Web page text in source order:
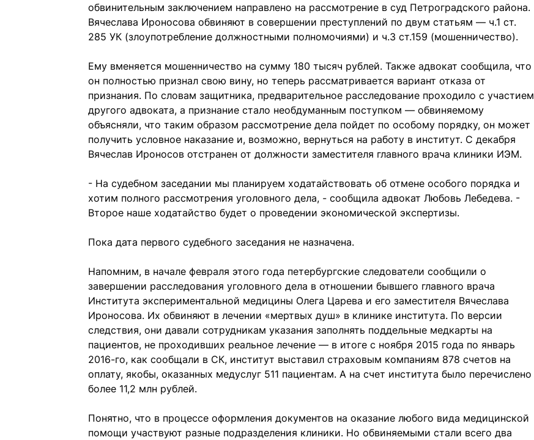
обвинительным заключением направлено на рассмотрение в суд Петроградского района.
Вячеслава Ироносова обвиняют в совершении преступлений по двум статьям — ч.1 ст.
285 УК (злоупотребление должностными полномочиями) и ч.3 ст.159 (мошенничество).
Ему вменяется мошенничество на сумму 180 тысяч рублей. Также адвокат сообщила, что
он полностью признал свою вину, но теперь рассматривается вариант отказа от
признания. По словам защитника, предварительное расследование проходило с участием
другого адвоката, а признание стало необдуманным поступком — обвиняемому
объясняли, что таким образом рассмотрение дела пойдет по особому порядку, он может
получить условное наказание и, возможно, вернуться на работу в институт. С декабря
Вячеслав Ироносов отстранен от должности заместителя главного врача клиники ИЭМ.
- На судебном заседании мы планируем ходатайствовать об отмене особого порядка и
хотим полного рассмотрения уголовного дела, - сообщила адвокат Любовь Лебедева. -
Второе наше ходатайство будет о проведении экономической экспертизы.
Пока дата первого судебного заседания не назначена.
Напомним, в начале февраля этого года петербургские следователи сообщили о
завершении расследования уголовного дела в отношении бывшего главного врача
Института экспериментальной медицины Олега Царева и его заместителя Вячеслава
Ироносова. Их обвиняют в лечении «мертвых душ» в клинике института. По версии
следствия, они давали сотрудникам указания заполнять поддельные медкарты на
пациентов, не проходивших реальное лечение — в итоге с ноября 2015 года по январь
2016-го, как сообщали в СК, институт выставил страховым компаниям 878 счетов на
оплату, якобы, оказанных медуслуг 511 пациентам. А на счет института было перечислено
более 11,2 млн рублей.
Понятно, что в процессе оформления документов на оказание любого вида медицинской
помощи участвуют разные подразделения клиники. Но обвиняемыми стали всего два